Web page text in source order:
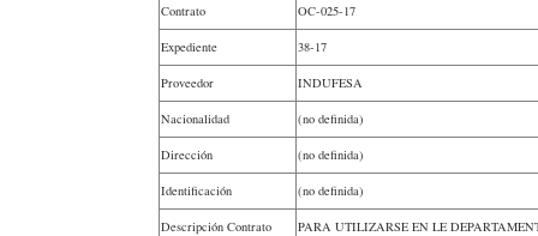
Contrato OC-025-17
Expediente 38-17
Proveedor INDUFESA
Nacionalidad (no definida)
Dirección (no definida)
Identificación (no definida)
Descripción Contrato PARA UTILIZARSE EN LE